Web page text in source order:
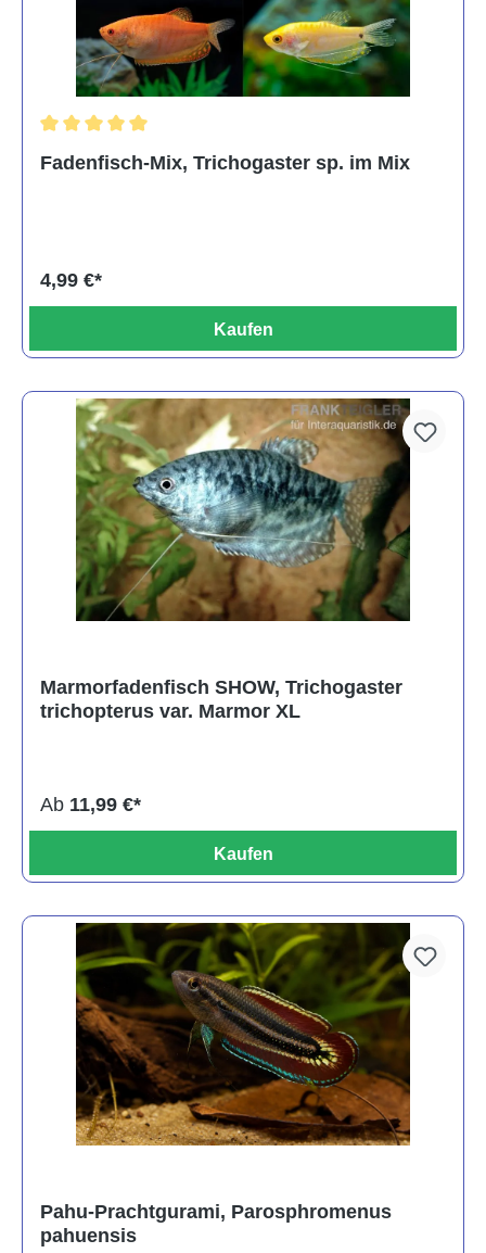
Fadenfisch-Mix, Trichogaster sp. im Mix
4,99 €*
Kaufen
Marmorfadenfisch SHOW, Trichogaster
trichopterus var. Marmor XL
Ab 11,99 €*
Kaufen
Pahu-Prachtgurami, Parosphromenus
pahuensis